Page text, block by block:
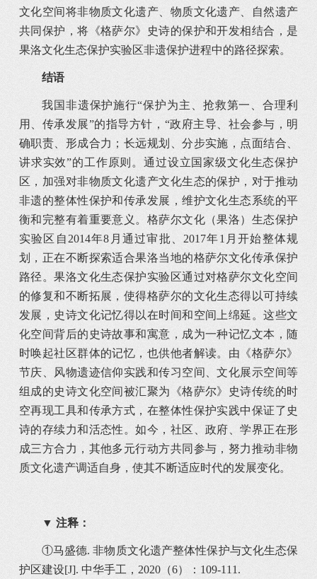
文化空间将非物质文化遗产、物质文化遗产、自然遗产
共同保护，将《格萨尔》史诗的保护和开发相结合，是
果洛文化生态保护实验区非遗保护进程中的路径探索。
结语
我国非遗保护施行“保护为主、抢救第一、合理利
用、传承发展”的指导方针，“政府主导、社会参与，明
确职责、形成合力；长远规划、分步实施，点面结合、
讲求实效”的工作原则。通过设立国家级文化生态保护
区，加强对非物质文化遗产文化生态的保护，对于推动
非遗的整体性保护和传承发展，维护文化生态系统的平
衡和完整有着重要意义。格萨尔文化（果洛）生态保护
实验区自2014年8月通过审批、2017年1月开始整体规
划，正在不断探索适合果洛当地的格萨尔文化传承保护
路径。果洛文化生态保护实验区通过对格萨尔文化空间
的修复和不断拓展，使得格萨尔的文化生态得以可持续
发展，史诗文化记忆得以在时间和空间上绵延。这些文
化空间背后的史诗故事和寓意，成为一种记忆文本，随
时唤起社区群体的记忆，也供他者解读。由《格萨尔》
节庆、风物遗迹信仰实践和传习空间、文化展示空间等
组成的史诗文化空间被汇聚为《格萨尔》史诗传统的时
空再现工具和传承方式，在整体性保护实践中保证了史
诗的存续力和活态性。如今，社区、政府、学界正在形
成三方合力，其他多元行动方共同参与，努力推动非物
质文化遗产调适自身，使其不断适应时代的发展变化。
▼ 注释：
①马盛德. 非物质文化遗产整体性保护与文化生态保
护区建设[J]. 中华手工，2020（6）：109-111.